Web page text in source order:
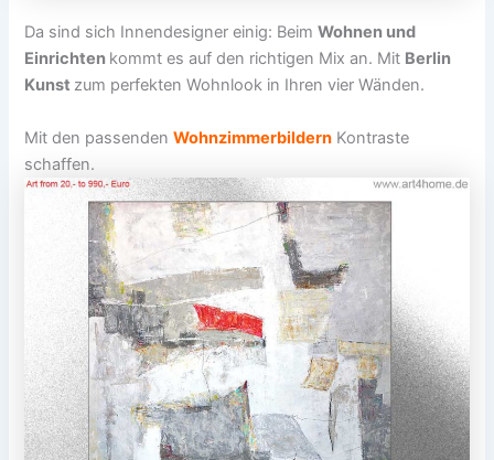
Da sind sich Innendesigner einig: BeimWohnen und
Einrichten kommt es auf den richtigen Mix an. Mit Berlin
Kunst zum perfekten Wohnlook in Ihren vier Wänden.
Mit den passendenWohnzimmerbildern Kontraste
schaffen.